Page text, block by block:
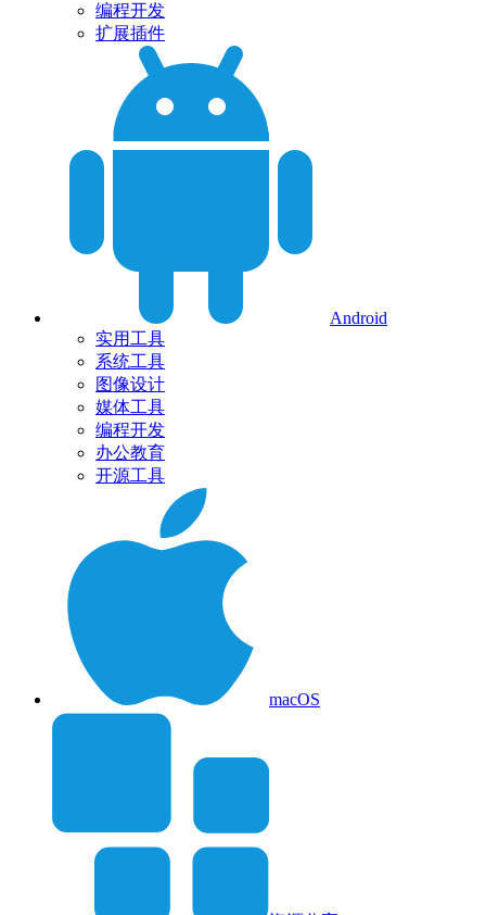
编程开发
扩展插件
Android
实用工具
系统工具
图像设计
媒体工具
编程开发
办公教育
开源工具
macOS